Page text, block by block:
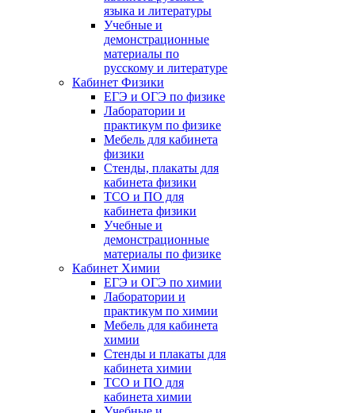
языка и литературы
Учебные и
демонстрационные
материалы по
русскому и литературе
Кабинет Физики
ЕГЭ и ОГЭ по физике
Лаборатории и
практикум по физике
Мебель для кабинета
физики
Стенды, плакаты для
кабинета физики
ТСО и ПО для
кабинета физики
Учебные и
демонстрационные
материалы по физике
Кабинет Химии
ЕГЭ и ОГЭ по химии
Лаборатории и
практикум по химии
Мебель для кабинета
химии
Стенды и плакаты для
кабинета химии
ТСО и ПО для
кабинета химии